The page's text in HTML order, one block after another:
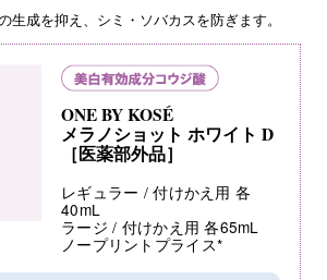
生成を抑え、シミ・ソバカスを防ぎます。
ONE BY KOSÉ
メラノショット ホワイト D
［医薬部外品］
レギュラー / 付けかえ用 各
40mL
ラージ / 付けかえ用 各65mL
ノープリントプライス*